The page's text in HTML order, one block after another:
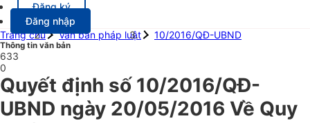
Đăng ký
Đăng nhập
Trang chủ
Văn bản pháp luật 10/2016/QĐ-UBND
Thông tin văn bản
633
0
Quyết định số 10/2016/QĐ-
UBND ngày 20/05/2016 Về Quy